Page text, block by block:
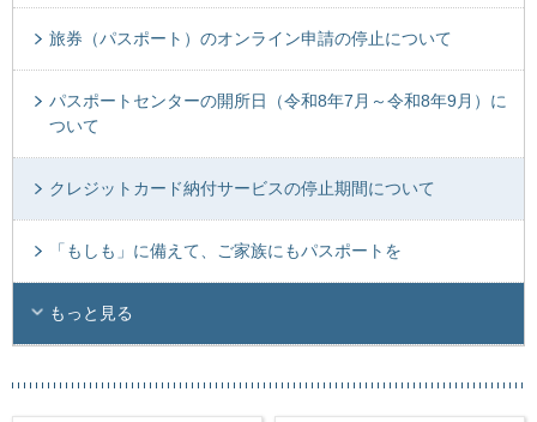
旅券（パスポート）のオンライン申請の停止について
パスポートセンターの開所日（令和8年7月～令和8年9月）に
ついて
クレジットカード納付サービスの停止期間について
「もしも」に備えて、ご家族にもパスポートを
もっと見る